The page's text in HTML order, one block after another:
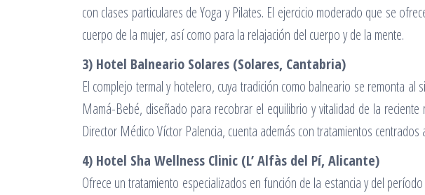
con clases particulares de Yoga y Pilates. El ejercicio moderado que se
cuerpo de la mujer, así como para la relajación del cuerpo y de la mente.
3) Hotel Balneario Solares (Solares, Cantabria)
El complejo termal y hotelero, cuya tradición como balneario se remonta
Mamá-Bebé, diseñado para recobrar el equilibrio y vitalidad de la
Director Médico Víctor Palencia, cuenta además con tratamientos
4) Hotel Sha Wellness Clinic (L’ Alfàs del Pí, Alicante)
Ofrece un tratamiento especializados en función de la estancia y del